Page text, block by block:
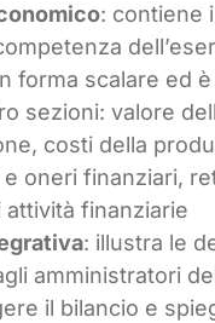
: contiene
forma scalare ed
sezioni: valore
costi della
oneri finanziari,
attività finanziarie
: illustra le
amministratori
il bilancio e